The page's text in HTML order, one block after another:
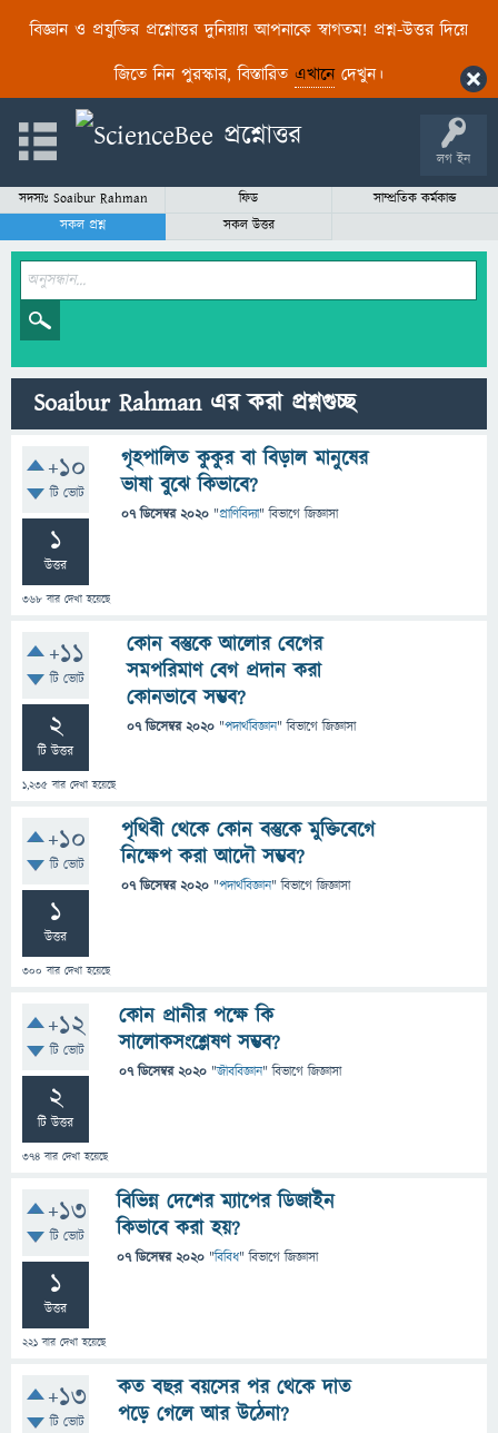
বিজ্ঞান ও প্রযুক্তির প্রশ্নোত্তর দুনিয়ায় আপনাকে স্বাগতম! প্রশ্ন-উত্তর দিয়ে
জিতে নিন পুরস্কার, বিস্তারিত এখানেদেখুন।
লগ ইন
সদস্যঃ Soaibur Rahman ফিড
সাম্প্রতিক কর্মকান্ড
সকল প্রশ্ন
সকল উত্তর
Soaibur Rahman এর করা প্রশ্নগুচ্ছ
+10
টি ভোট
1
উত্তর
368 বার দেখা হয়েছে
গৃহপালিত কুকুর বা বিড়াল মানুষের
ভাষা বুঝে কিভাবে?
07 ডিসেম্বর 2020 "প্রাণিবিদ্যা" বিভাগে জিজ্ঞাসা
+11
টি ভোট
2
টি উত্তর
1,235 বার দেখা হয়েছে
কোন বস্তুকে আলোর বেগের
সমপরিমাণ বেগ প্রদান করা
কোনভাবে সম্ভব?
07 ডিসেম্বর 2020 "পদার্থবিজ্ঞান" বিভাগে জিজ্ঞাসা
+10
টি ভোট
1
উত্তর
300 বার দেখা হয়েছে
পৃথিবী থেকে কোন বস্তুকে মুক্তিবেগে
নিক্ষেপ করা আদৌ সম্ভব?
07 ডিসেম্বর 2020 "পদার্থবিজ্ঞান" বিভাগে জিজ্ঞাসা
+12
টি ভোট
2
টি উত্তর
374 বার দেখা হয়েছে
কোন প্রানীর পক্ষে কি
সালোকসংশ্লেষণ সম্ভব?
07 ডিসেম্বর 2020 "জীববিজ্ঞান" বিভাগে জিজ্ঞাসা
+13
টি ভোট
1
উত্তর
221 বার দেখা হয়েছে
বিভিন্ন দেশের ম্যাপের ডিজাইন
কিভাবে করা হয়?
07 ডিসেম্বর 2020 "বিবিধ" বিভাগে জিজ্ঞাসা
+13
টি ভোট
কত বছর বয়সের পর থেকে দাত
পড়ে গেলে আর উঠেনা?